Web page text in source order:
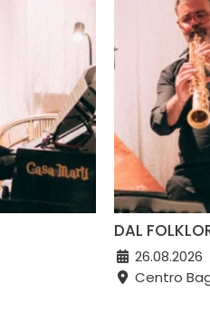
DAL
26.08.2026
Centro